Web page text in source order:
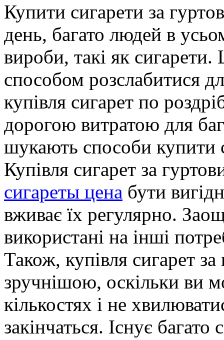
Купити сигaрeти зa
день, багато людей в
вироби, такі як
способом розслабитися
купівля сигарет по
дорогою витратою для
шукають способи купити
Купівля сигарет за
сигареты цена бути
вживає їх регулярно.
використані на інші
Також, купівля сигарет
зручнішою, оскільки ви
кількостях і не
закінчаться. Існує